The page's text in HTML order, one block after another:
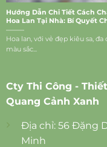
Hướng Dẫn Chi Tiết Cách
Hoa Lan Tại Nhà: Bí Quyết
Lan Rực Rỡ
Hoa lan, với vẻ đẹp kiêu sa, đa
màu sắc...
Cty Thi Công -
Quang Cảnh Xanh
Địa chỉ: 56 Đặng
Minh